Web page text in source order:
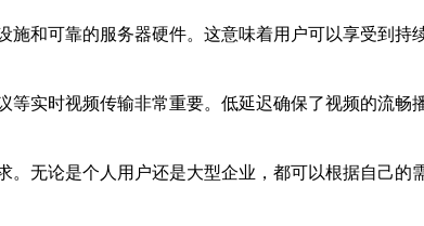
和可靠的服务器硬件。这意味着用户可以享受到持
实时视频传输非常重要。低延迟确保了视频的流畅
无论是个人用户还是大型企业，都可以根据自己